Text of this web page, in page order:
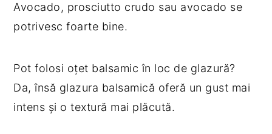
Avocado, prosciutto crudo sau avocado se
potrivesc foarte bine.
Pot folosi oțet balsamic în loc de glazură?
Da, însă glazura balsamică oferă un gust mai
intens și o textură mai plăcută.